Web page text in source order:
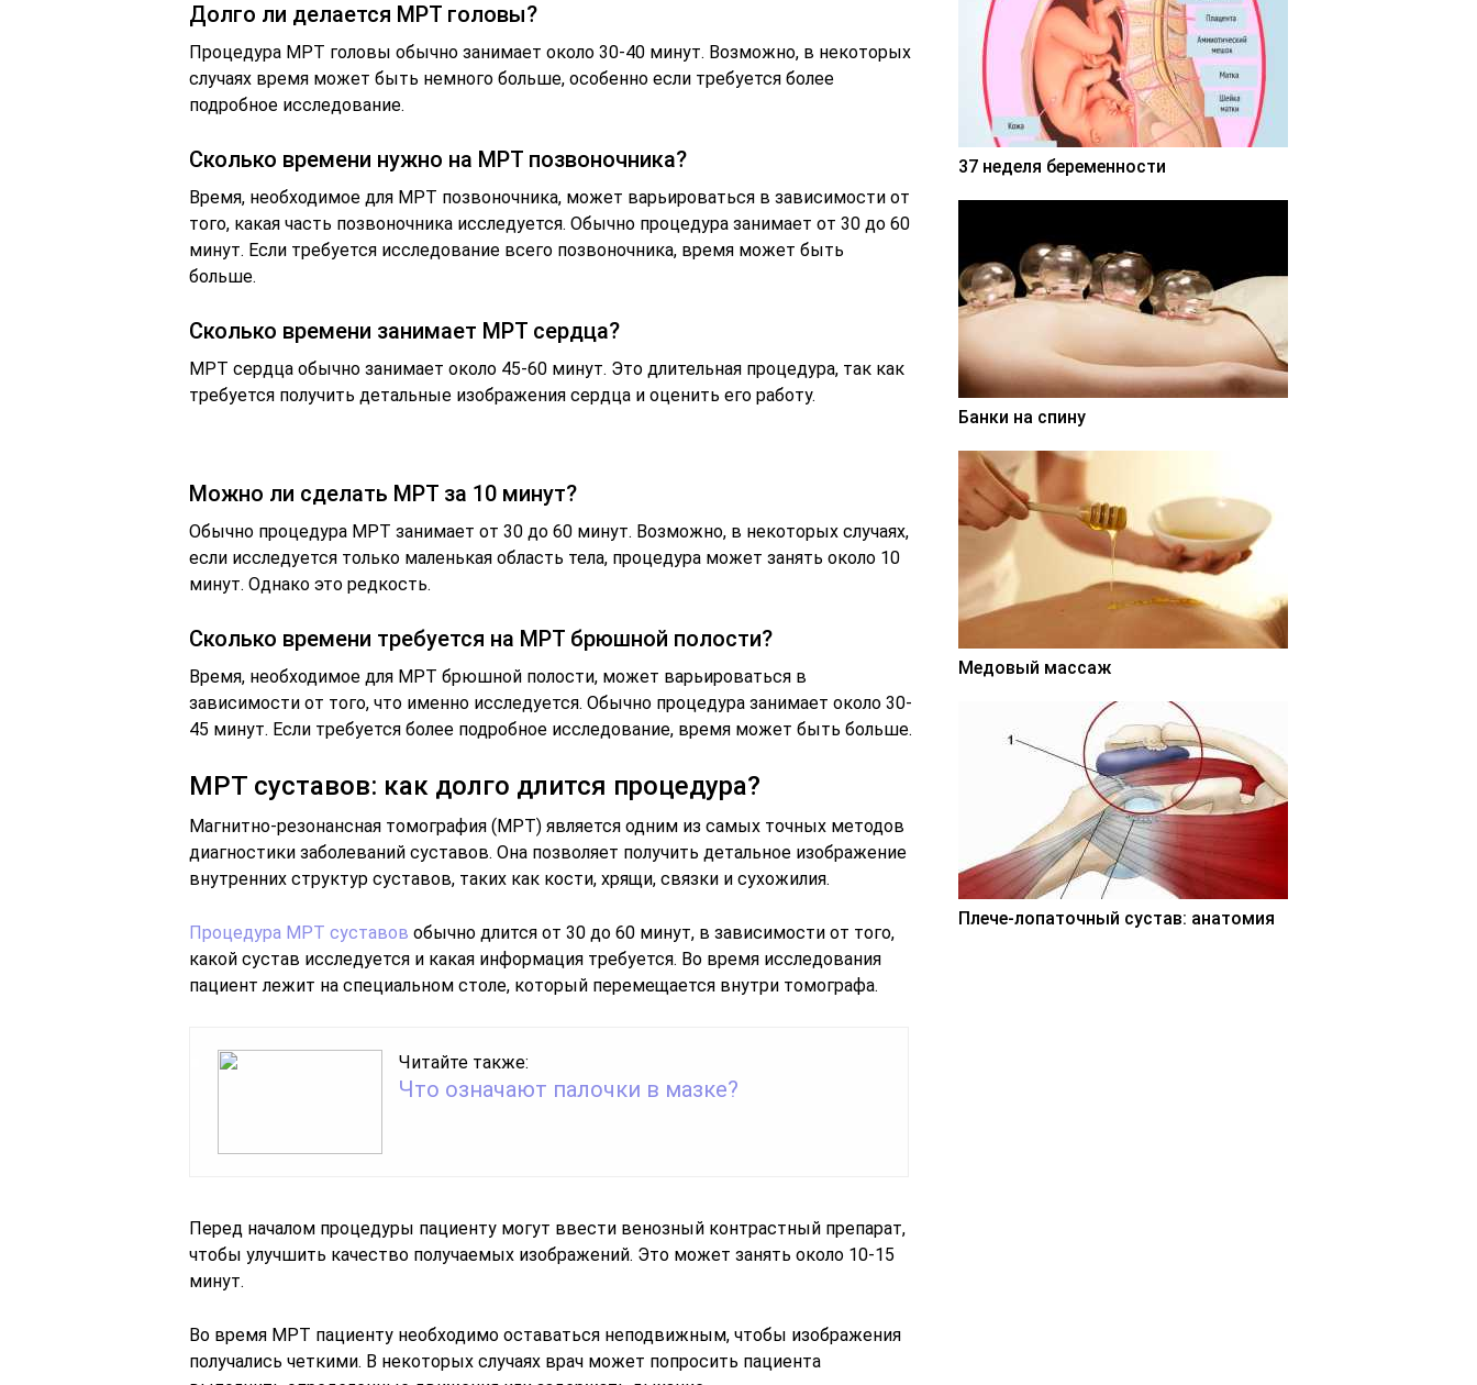
Долго ли делается МРТ головы?
Процедура МРТ головы обычно занимает около 30-40 минут. Возможно, в некоторых
случаях время может быть немного больше, особенно если требуется более
подробное исследование.
Сколько времени нужно на МРТ позвоночника?
Время, необходимое для МРТ позвоночника, может варьироваться в зависимости от
того, какая часть позвоночника исследуется. Обычно процедура занимает от 30 до 60
минут. Если требуется исследование всего позвоночника, время может быть
больше.
Сколько времени занимает МРТ сердца?
МРТ сердца обычно занимает около 45-60 минут. Это длительная процедура, так как
требуется получить детальные изображения сердца и оценить его работу.
Можно ли сделать МРТ за 10 минут?
Обычно процедура МРТ занимает от 30 до 60 минут. Возможно, в некоторых случаях,
если исследуется только маленькая область тела, процедура может занять около 10
минут. Однако это редкость.
Сколько времени требуется на МРТ брюшной полости?
Время, необходимое для МРТ брюшной полости, может варьироваться в
зависимости от того, что именно исследуется. Обычно процедура занимает около 30-
45 минут. Если требуется более подробное исследование, время может быть больше.
МРТ суставов: как долго длится процедура?
Магнитно-резонансная томография (МРТ) является одним из самых точных методов
диагностики заболеваний суставов. Она позволяет получить детальное изображение
внутренних структур суставов, таких как кости, хрящи, связки и сухожилия.
Процедура МРТ суставов обычно длится от 30 до 60 минут, в зависимости от того,
какой сустав исследуется и какая информация требуется. Во время исследования
пациент лежит на специальном столе, который перемещается внутри томографа.
Читайте также:
Что означают палочки в мазке?
Перед началом процедуры пациенту могут ввести венозный контрастный препарат,
чтобы улучшить качество получаемых изображений. Это может занять около 10-15
минут.
Во время МРТ пациенту необходимо оставаться неподвижным, чтобы изображения
получались четкими. В некоторых случаях врач может попросить пациента
37 неделя беременности
Банки на спину
Медовый массаж
Плече-лопаточный сустав: анатомия